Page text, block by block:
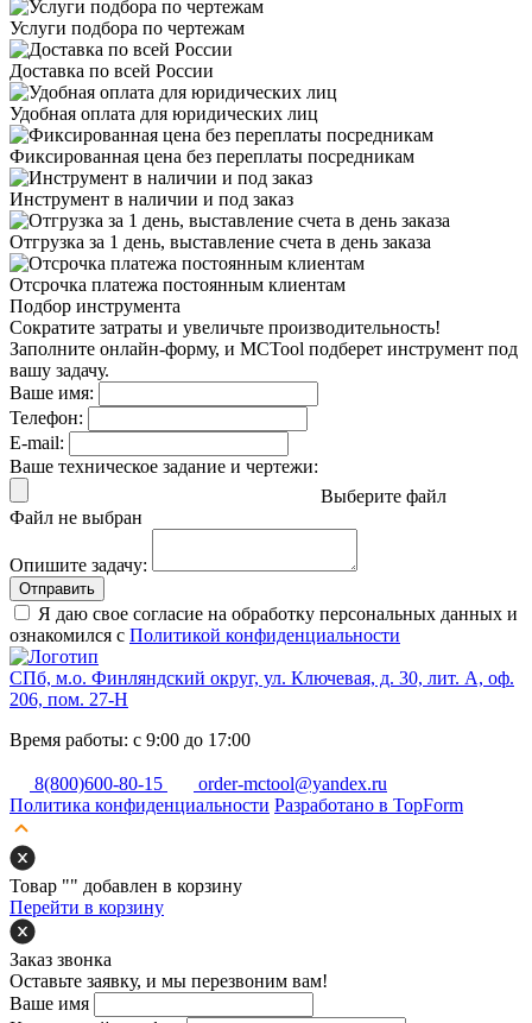
Услуги подбора по чертежам
Доставка по всей России
Удобная оплата для юридических лиц
Фиксированная цена без переплаты посредникам
Инструмент в наличии и под заказ
Отгрузка за 1 день, выставление счета в день заказа
Отсрочка платежа постоянным клиентам
Подбор инструмента
Сократите затраты и увеличьте производительность!
Заполните онлайн-форму, и MCTool подберет инструмент под
вашу задачу.
Ваше имя:
Телефон:
E-mail:
Ваше техническое задание и чертежи:
Выберите файл
Файл не выбран
Опишите задачу:
Отправить
Я даю свое согласие на обработку персональных данных и
ознакомился с Политикой конфиденциальности
СПб, м.о. Финляндский округ, ул. Ключевая, д. 30, лит. А, оф.
206, пом. 27-Н
Время работы: с 9:00 до 17:00
8(800)600-80-15
order-mctool@yandex.ru
Политика конфиденциальности Разработано в TopForm
Товар "" добавлен в корзину
Перейти в корзину
Заказ звонка
Оставьте заявку, и мы перезвоним вам!
Ваше имя